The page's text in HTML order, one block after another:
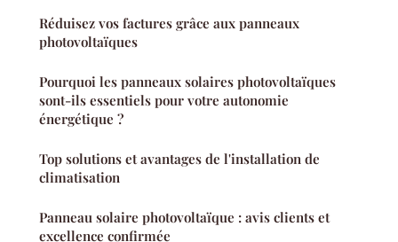
Réduisez vos factures grâce aux panneaux
photovoltaïques
Pourquoi les panneaux solaires photovoltaïques
sont-ils essentiels pour votre autonomie
énergétique ?
Top solutions et avantages de l'installation de
climatisation
Panneau solaire photovoltaïque : avis clients et
excellence confirmée